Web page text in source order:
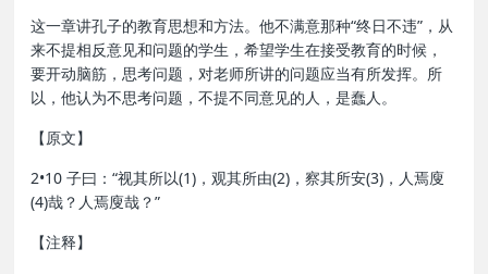
这一章讲孔子的教育思想和方法。他不满意那种“终日不违”，从
来不提相反意见和问题的学生，希望学生在接受教育的时候，
要开动脑筋，思考问题，对老师所讲的问题应当有所发挥。所
以，他认为不思考问题，不提不同意见的人，是蠢人。
【原文】
2•10 子曰：“视其所以(1)，观其所由(2)，察其所安(3)，人焉廋
(4)哉？人焉廋哉？”
【注释】